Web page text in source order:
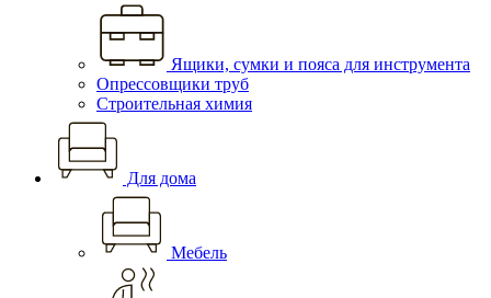
Ящики, сумки и пояса для инструмента
Опрессовщики труб
Строительная химия
Для дома
Мебель